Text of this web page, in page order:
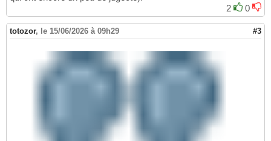
2
0
totozor, le 15/06/2026 à 09h29 #3